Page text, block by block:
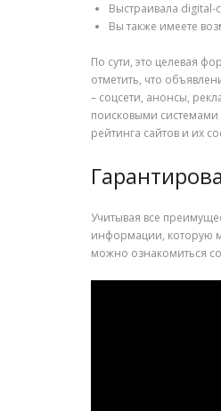
Выстраивала digital-
Вы также имеете
По сути, это целевая
отметить, что
– соцсети, анонсы,
поисковыми системами
рейтинга сайтов и их
Учитывая все
информации, которую
можно ознакомиться